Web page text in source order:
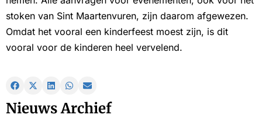
stoken van Sint Maartenvuren, zijn daarom afgewezen.
Omdat het vooral een kinderfeest moest zijn, is dit
vooral voor de kinderen heel vervelend.
Nieuws Archief